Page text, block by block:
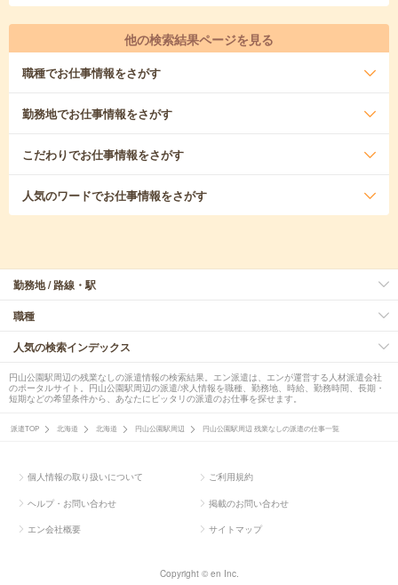
他の検索結果ページを見る
職種でお仕事情報をさがす
勤務地でお仕事情報をさがす
こだわりでお仕事情報をさがす
人気のワードでお仕事情報をさがす
勤務地 / 路線・駅
職種
人気の検索インデックス
円山公園駅周辺の残業なしの派遣情報の検索結果。エン派遣は、エンが運営する人材派遣会社
のポータルサイト。円山公園駅周辺の派遣/求人情報を職種、勤務地、時給、勤務時間、長期・
短期などの希望条件から、あなたにピッタリの派遣のお仕事を探せます。
派遣TOP 北海道 北海道 円山公園駅周辺 円山公園駅周辺 残業なしの派遣の仕事一覧
個人情報の取り扱いについて ご利用規約
ヘルプ・お問い合わせ 掲載のお問い合わせ
エン会社概要 サイトマップ
Copyright © en Inc.